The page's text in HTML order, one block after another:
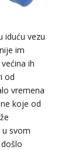
iduću vezu
im
ih
od
vremena
koje od
u svom